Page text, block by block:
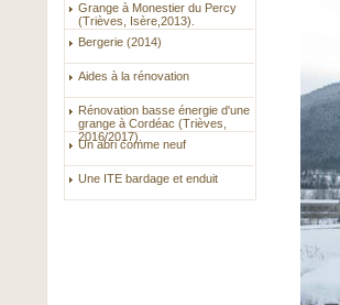
Grange à Monestier du Percy
(Trièves, Isère,2013).
Bergerie (2014)
Aides à la rénovation
Rénovation basse énergie d'une
grange à Cordéac (Trièves,
2016/2017).
Un abri comme neuf
Une ITE bardage et enduit